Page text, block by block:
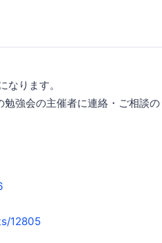
ります。
強会の主催者に連絡・ご相談
12805